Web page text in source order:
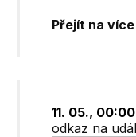
Přejít na
11. 05.,
odkaz na